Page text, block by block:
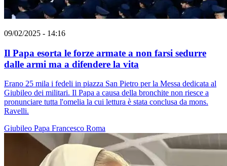
09/02/2025 - 14:16
Il Papa esorta le forze armate a non farsi sedurre
dalle armi ma a difendere la vita
Erano 25 mila i fedeli in piazza San Pietro per la Messa dedicata al
Giubileo dei militari. Il Papa a causa della bronchite non riesce a
pronunciare tutta l'omelia la cui lettura è stata conclusa da mons.
Ravelli.
Giubileo Papa Francesco Roma